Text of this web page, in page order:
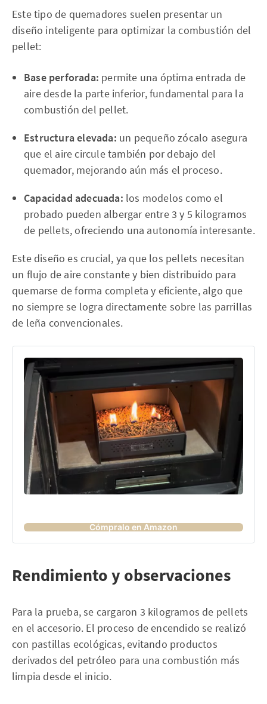
Este tipo de quemadores suelen presentar un
diseño inteligente para optimizar la combustión del
pellet:
Base perforada: permite una óptima entrada de
aire desde la parte inferior, fundamental para la
combustión del pellet.
Estructura elevada: un pequeño zócalo asegura
que el aire circule también por debajo del
quemador, mejorando aún más el proceso.
Capacidad adecuada: los modelos como el
probado pueden albergar entre 3 y 5 kilogramos
de pellets, ofreciendo una autonomía interesante.
Este diseño es crucial, ya que los pellets necesitan
un flujo de aire constante y bien distribuido para
quemarse de forma completa y eficiente, algo que
no siempre se logra directamente sobre las parrillas
de leña convencionales.
Cómpralo en Amazon
Rendimiento y observaciones
Para la prueba, se cargaron 3 kilogramos de pellets
en el accesorio. El proceso de encendido se realizó
con pastillas ecológicas, evitando productos
derivados del petróleo para una combustión más
limpia desde el inicio.